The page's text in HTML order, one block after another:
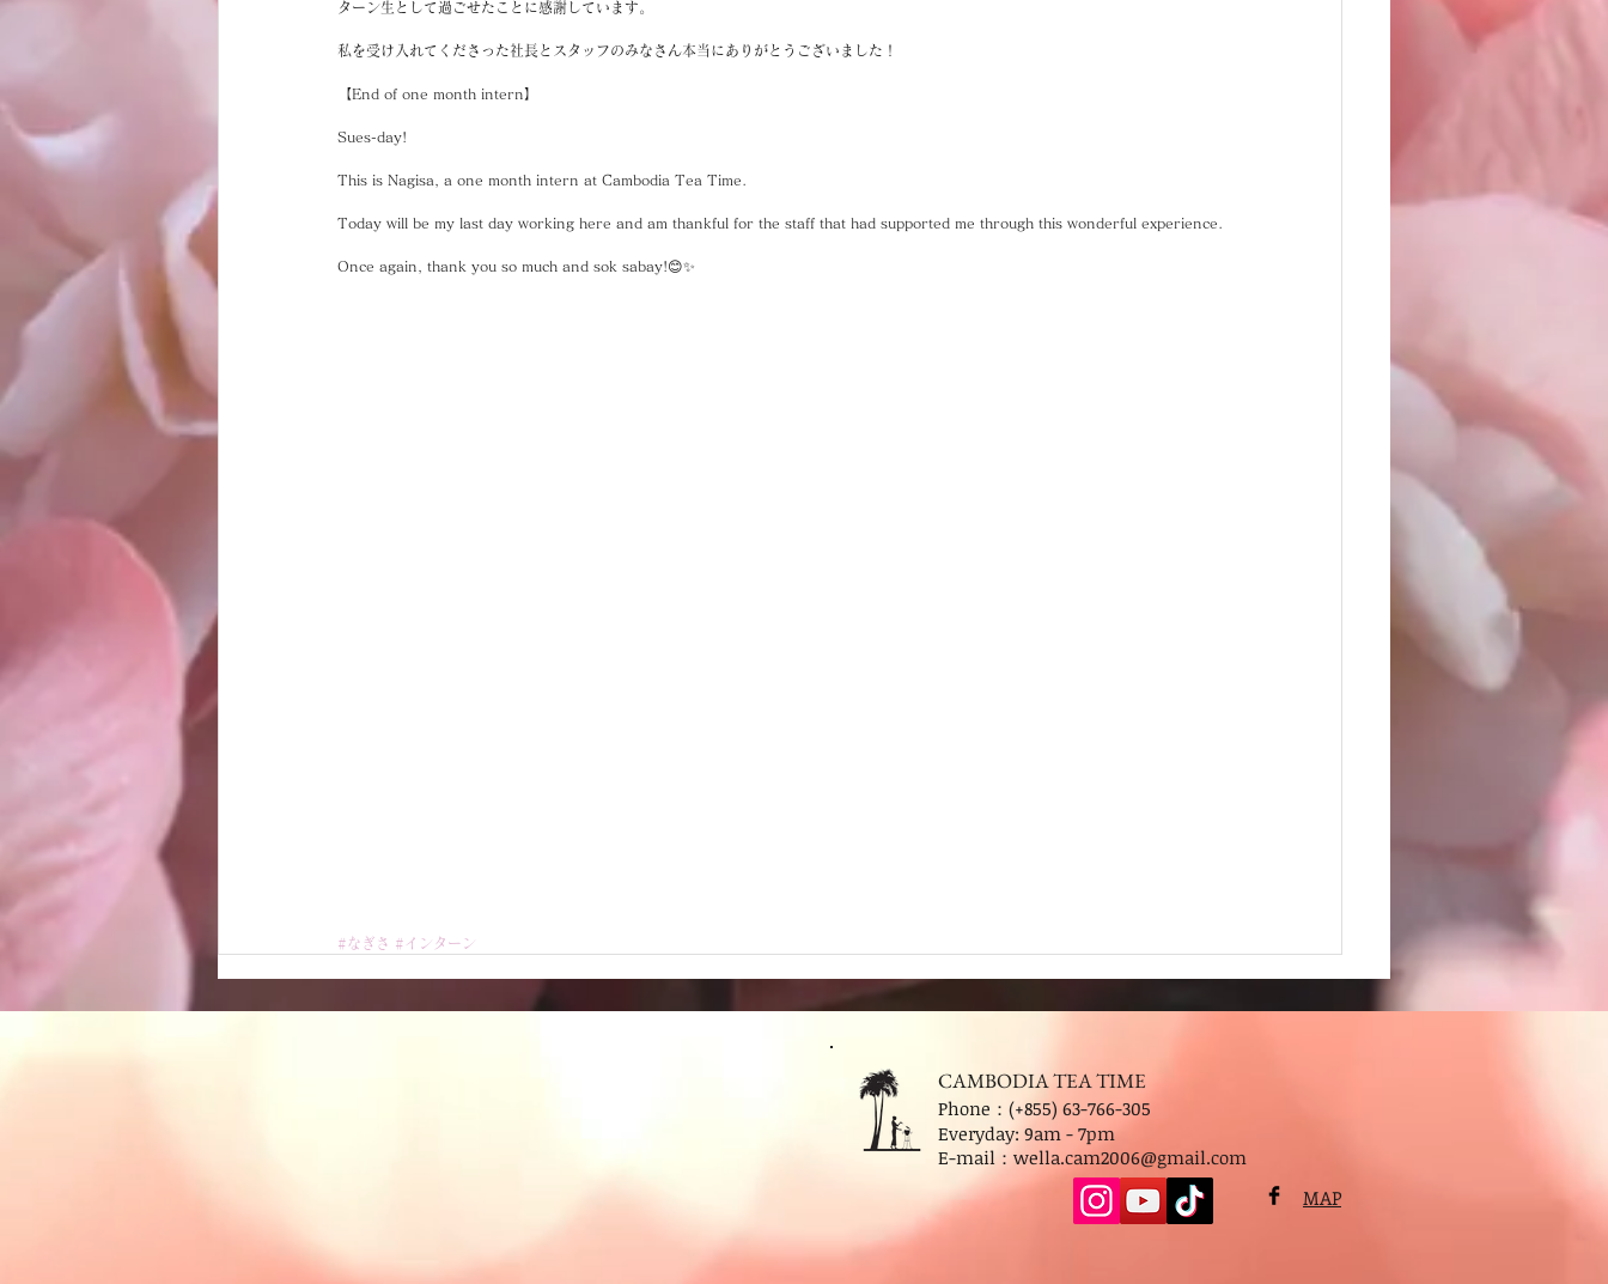
ターン生として過ごせたことに感謝しています。
私を受け入れてくださった社長とスタッフのみなさん本当にありがとうございました！
【End of one month intern】
Sues-day!
This is Nagisa, a one month intern at Cambodia Tea Time.
Today will be my last day working here and am thankful for the staff that had supported me through this wonderful experience.
Once again, thank you so much and sok sabay!😊✨
#なぎさ #インターン
CAMBODIA TEA TIME
Phone：(+855) 63-766-305
Everyday: 9am - 7pm
E-mail： wella.cam2006@gmail.com
MAP